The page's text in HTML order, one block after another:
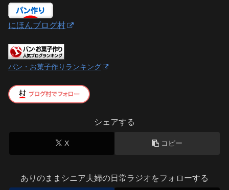
にほんブログ村
パン・お菓子作りランキング
シェアする
X コピー
ありのままシニア夫婦の日常ラジオをフォローする